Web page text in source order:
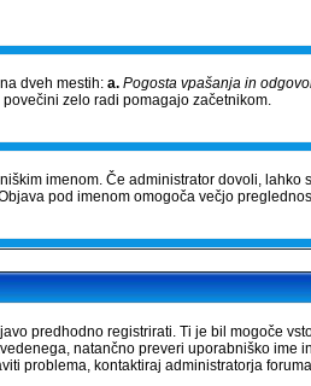
dveh mestih: a. Pogosta vpašanja in
zelo radi pomagajo začetnikom.
imenom. Če administrator dovoli, lahko
pod imenom omogoča večjo
predhodno registrirati. Ti je bil mogoče
natančno preveri uporabniško
problema, kontaktiraj administratorja